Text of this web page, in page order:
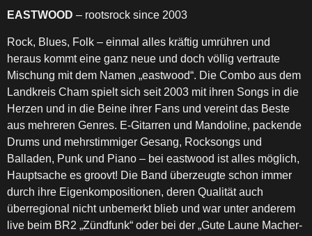
EASTWOOD – rootsrock since 2003
Rock, Blues, Folk – einmal alles kräftig umrühren und
heraus kommt eine ganz neue und doch völlig vertraute
Mischung mit dem Namen „eastwood“. Die Combo aus dem
Landkreis Cham spielt sich seit 2003 mit ihren Songs in die
Herzen und in die Beine ihrer Fans und vereint das Beste
aus mehreren Genres. E-Gitarren und Mandoline, packende
Drums und mehrstimmiger Gesang, Rocksongs und
Balladen, Punk und Piano – bei eastwood ist alles möglich,
Hauptsache es groovt! Die Band überzeugte schon immer
durch ihre Eigenkompositionen, deren Qualität auch
überregional nicht unbemerkt blieb und war unter anderem
live beim BR2 „Zündfunk“ oder bei der „Gute Laune Macher-